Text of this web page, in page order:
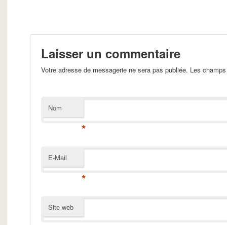
Laisser un commentaire
Votre adresse de messagerie ne sera pas publiée. Les
Nom
*
E-Mail
*
Site web